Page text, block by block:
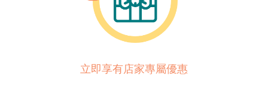
立即享有店家專屬優惠